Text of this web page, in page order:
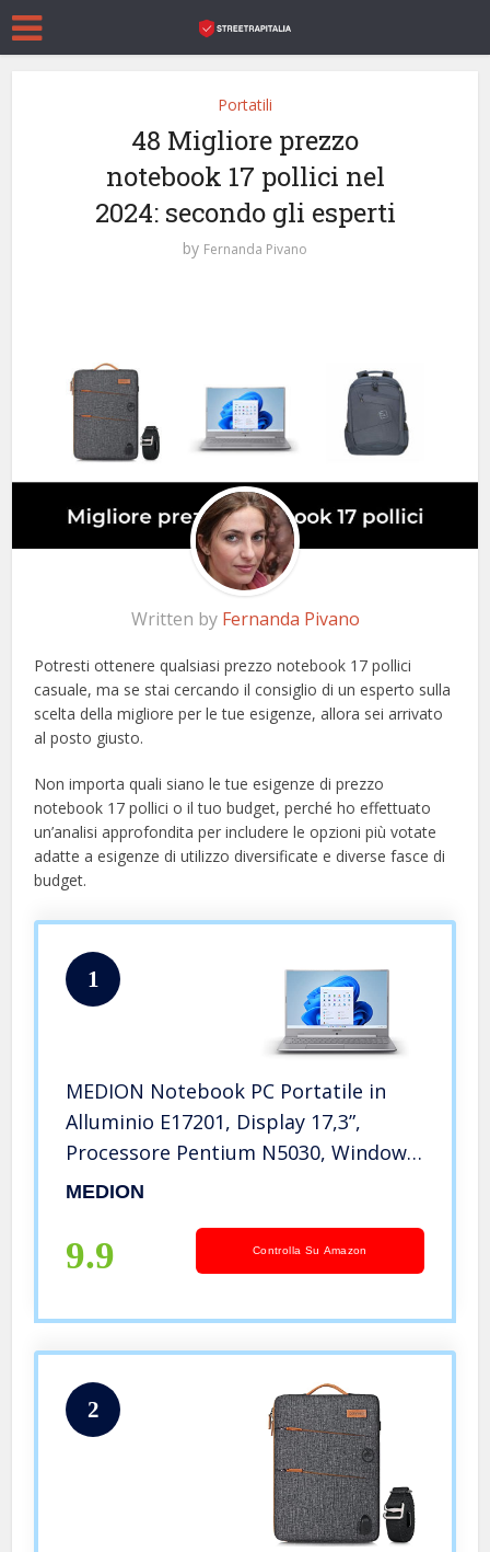
Portatili
48 Migliore prezzo
notebook 17 pollici nel
2024: secondo gli esperti
by Fernanda Pivano
Written by Fernanda Pivano
Potresti ottenere qualsiasi prezzo notebook 17 pollici
casuale, ma se stai cercando il consiglio di un esperto sulla
scelta della migliore per le tue esigenze, allora sei arrivato
al posto giusto.
Non importa quali siano le tue esigenze di prezzo
notebook 17 pollici o il tuo budget, perché ho effettuato
un’analisi approfondita per includere le opzioni più votate
adatte a esigenze di utilizzo diversificate e diverse fasce di
budget.
1
MEDION Notebook PC Portatile in
Alluminio E17201, Display 17,3”,
Processore Pentium N5030, Windows
11, RAM 8GB, SSD 256 GB, Scheda
porte USB 3.0
MEDION
9.9 Controlla Su Amazon
2